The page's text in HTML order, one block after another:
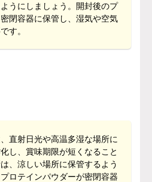
うにしましょう。開封後のプ
閉容器に保管し、湿気や空気
す。
直射日光や高温多湿な場所に
し、賞味期限が短くなること
、涼しい場所に保管するよう
ロテインパウダーが密閉容器